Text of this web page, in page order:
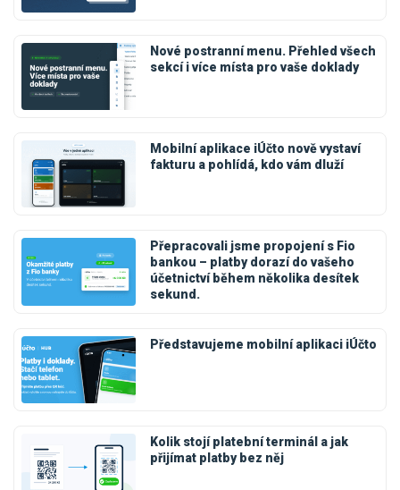
Nové postranní menu. Přehled všech
sekcí i více místa pro vaše doklady
Mobilní aplikace iÚčto nově vystaví
fakturu a pohlídá, kdo vám dluží
Přepracovali jsme propojení s Fio
bankou – platby dorazí do vašeho
účetnictví během několika desítek
sekund.
Představujeme mobilní aplikaci iÚčto
Kolik stojí platební terminál a jak
přijímat platby bez něj